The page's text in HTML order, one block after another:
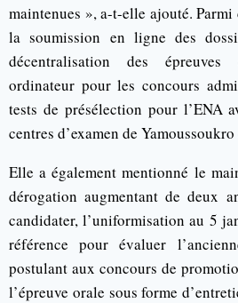
maintenues », a-t-elle ajouté.
la soumission en ligne des
décentralisation des
ordinateur pour les concours
tests de présélection pour l’ENA
centres d’examen de
Elle a également mentionné le
dérogation augmentant de deux
candidater, l’uniformisation au 5
référence pour évaluer
postulant aux concours de
l’épreuve orale sous forme